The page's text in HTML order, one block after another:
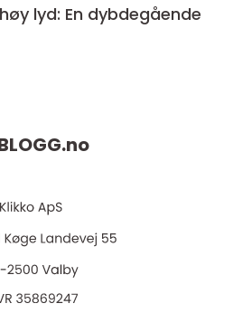
lyd: En dybdegående
no